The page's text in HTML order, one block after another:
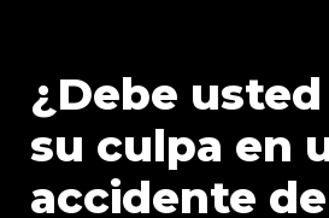
¿Debe
su culpa en
accidente